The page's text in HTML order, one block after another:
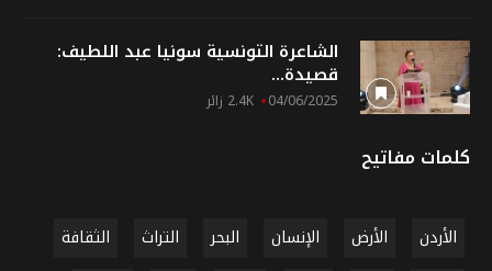
الشاعرة التونسية سونيا عبد اللطيف:
قصيدة...
04/06/2025 2.4K زائر
كلمات مفاتيح
الأردن الأرض الإنسان البحر التراث
الثقافة